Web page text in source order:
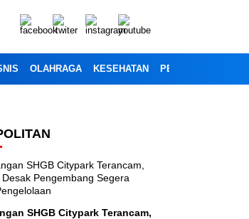
OLAHRAGA KESEHATAN PENDIDIKAN
SHGB Citypark Terancam,